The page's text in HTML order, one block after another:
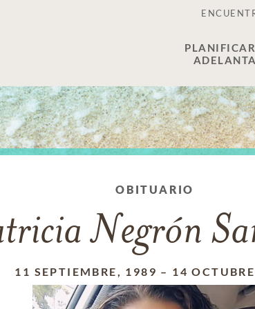
OBITUARIO
Negrón
11 SEPTIEMBRE, 1989 – 14